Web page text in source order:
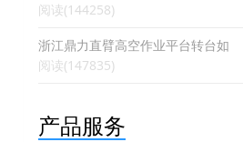
阅读(144258)
浙江鼎力直臂高空作业平台转台如
阅读(147835)
产品服务